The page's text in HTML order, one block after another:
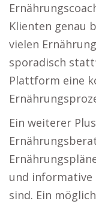
Klienten genau
vielen
sporadisch
Plattform eine
Ein weiterer
und
sind. Ein